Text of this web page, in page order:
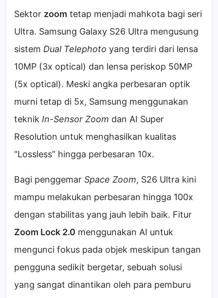
Sektor zoom tetap menjadi mahkota bagi seri
Ultra. Samsung Galaxy S26 Ultra mengusung
sistem Dual Telephoto yang terdiri dari lensa
10MP (3x optical) dan lensa periskop 50MP
(5x optical). Meski angka perbesaran optik
murni tetap di 5x, Samsung menggunakan
teknik In-Sensor Zoom dan AI Super
Resolution untuk menghasilkan kualitas
“Lossless” hingga perbesaran 10x.
Bagi penggemar Space Zoom, S26 Ultra kini
mampu melakukan perbesaran hingga 100x
dengan stabilitas yang jauh lebih baik. Fitur
Zoom Lock 2.0 menggunakan AI untuk
mengunci fokus pada objek meskipun tangan
pengguna sedikit bergetar, sebuah solusi
yang sangat dinantikan oleh para pemburu